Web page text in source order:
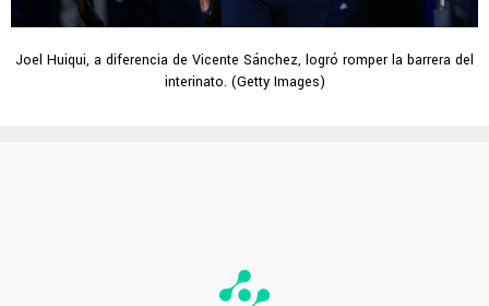
Joel Huiqui, a diferencia de Vicente Sánchez, logró romper la barrera del
interinato. (Getty Images)